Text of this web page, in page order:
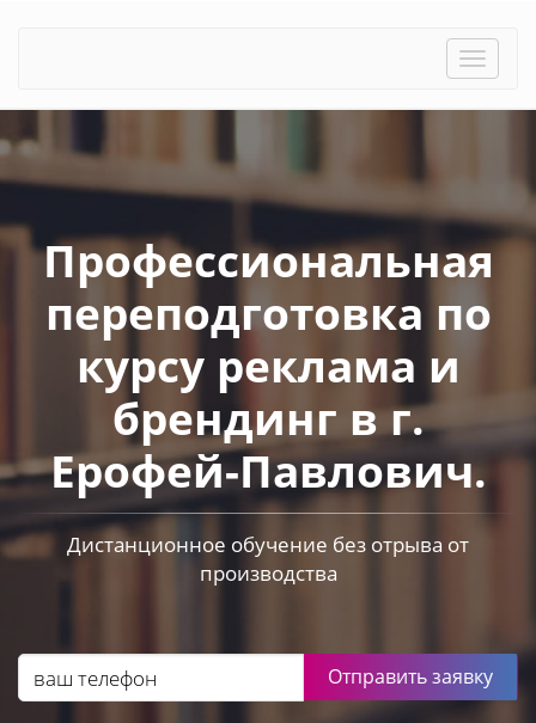
Toggle
Профессиональная
переподготовка по
курсу реклама и
брендинг в г.
Ерофей-Павлович.
Дистанционное обучение без отрыва от
производства
Отправить заявку